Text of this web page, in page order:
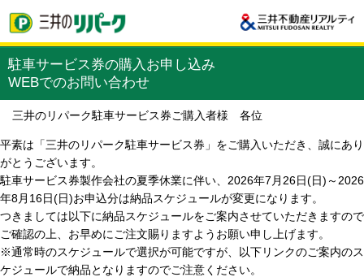
駐車サービス券の購入お申し込み
WEBでのお問い合わせ
三井のリパーク駐車サービス券ご購入者様 各位
平素は「三井のリパーク駐車サービス券」をご購入いただき、誠にあり
がとうございます。
駐車サービス券製作会社の夏季休業に伴い、2026年7月26日(日)～2026
年8月16日(日)お申込分は納品スケジュールが変更になります。
つきましては以下に納品スケジュールをご案内させていただきますので
ご確認の上、お早めにご注文賜りますようお願い申し上げます。
※通常時のスケジュールで選択が可能ですが、以下リンクのご案内のス
ケジュールで納品となりますのでご注意ください。